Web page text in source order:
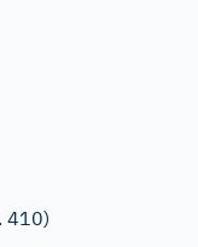
410)